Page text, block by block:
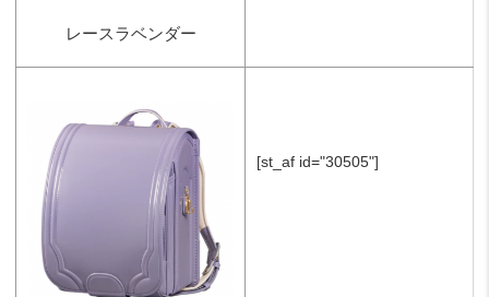
レースラベンダー
[st_af id="30505"]